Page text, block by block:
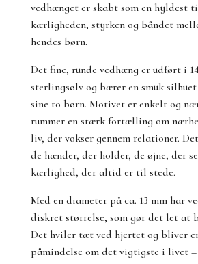
vedhænget er skabt som en hyldest
kærligheden, styrken og båndet
hendes børn.
Det fine, runde vedhæng er udført i
sterlingsølv og bærer en smuk
sine to børn. Motivet er enkelt og
rummer en stærk fortælling om
liv, der vokser gennem relationer.
de hænder, der holder, de øjne, der
kærlighed, der altid er til stede.
Med en diameter på ca. 13 mm har
diskret størrelse, som gør det let at
Det hviler tæt ved hjertet og bliver
påmindelse om det vigtigste i livet –